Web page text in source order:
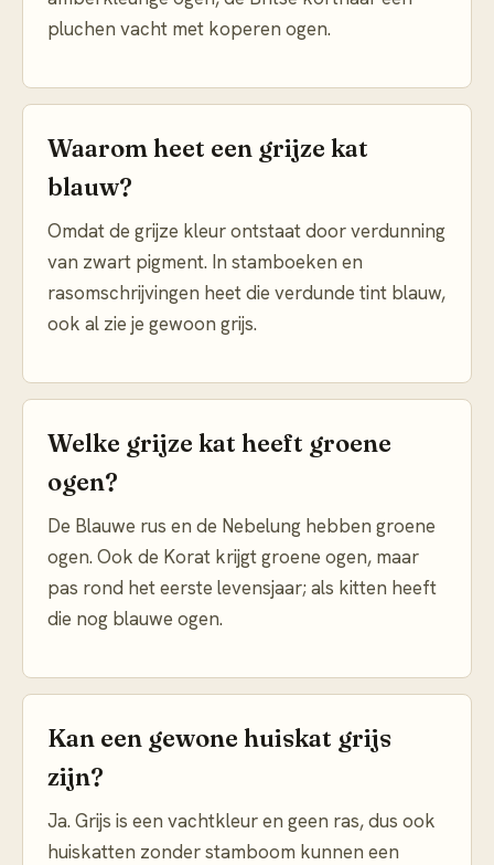
pluchen vacht met koperen ogen.
Waarom heet een grijze kat
blauw?
Omdat de grijze kleur ontstaat door verdunning
van zwart pigment. In stamboeken en
rasomschrijvingen heet die verdunde tint blauw,
ook al zie je gewoon grijs.
Welke grijze kat heeft groene
ogen?
De Blauwe rus en de Nebelung hebben groene
ogen. Ook de Korat krijgt groene ogen, maar
pas rond het eerste levensjaar; als kitten heeft
die nog blauwe ogen.
Kan een gewone huiskat grijs
zijn?
Ja. Grijs is een vachtkleur en geen ras, dus ook
huiskatten zonder stamboom kunnen een